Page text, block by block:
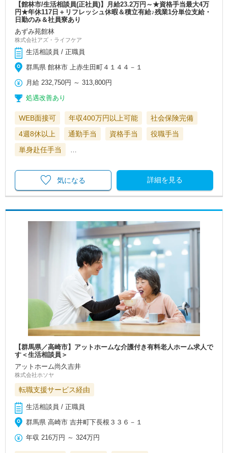
【館林市/生活相談員(正社員)】月給23.2万円～★資格手当最大4万
円★年休117日＋リフレッシュ休暇＆積立有給♪残業1分単位支給・
日勤のみ＆社員寮あり
あずみ苑館林
株式会社アズ・ライフケア
生活相談員 / 正職員
群馬県 館林市 上赤生田町４１４４－１
月給 232,750円 ～313,800円
処遇改善あり
WEB面接可 年収400万円以上可能
社会保険完備
4週8休以上
通勤手当 資格手当
役職手当
単身赴任手当
…
詳細を見る
気になる
【群馬県／高崎市】アットホームな介護付き有料老人ホーム求人で
す＜生活相談員＞
アットホーム尚久吉井
株式会社ホソヤ
転職支援サービス経由
生活相談員 / 正職員
群馬県 高崎市 吉井町下長根３３６－１
年収 216万円 ～324万円